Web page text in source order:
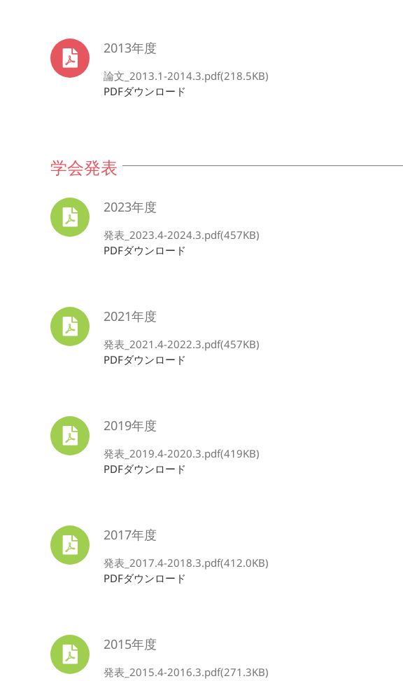
2013年度
論文_2013.1-2014.3.pdf(218.5KB)
PDFダウンロード
学会発表
2023年度
発表_2023.4-2024.3.pdf(457KB)
PDFダウンロード
2021年度
発表_2021.4-2022.3.pdf(457KB)
PDFダウンロード
2019年度
発表_2019.4-2020.3.pdf(419KB)
PDFダウンロード
2017年度
発表_2017.4-2018.3.pdf(412.0KB)
PDFダウンロード
2015年度
発表_2015.4-2016.3.pdf(271.3KB)